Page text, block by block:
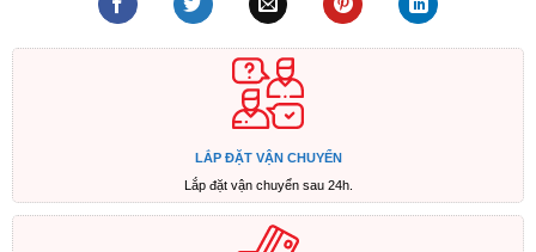
LẮP ĐẶT VẬN CHUYỂN
Lắp đặt vận chuyển sau 24h.